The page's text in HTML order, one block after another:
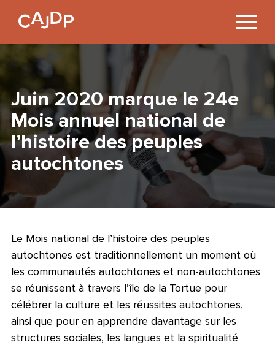
Juin 2020 marque le 24e
Mois annuel national de
l’histoire des peuples
autochtones
Le Mois national de l’histoire des peuples
autochtones est traditionnellement un moment où
les communautés autochtones et non-autochtones
se réunissent à travers l’île de la Tortue pour
célébrer la culture et les réussites autochtones,
ainsi que pour en apprendre davantage sur les
structures sociales, les langues et la spiritualité